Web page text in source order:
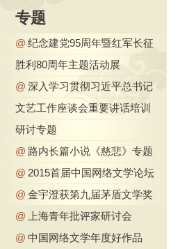
专题
@ 纪念建党95周年暨红军长征
胜利80周年主题活动展
@ 深入学习贯彻习近平总书记
文艺工作座谈会重要讲话培训
研讨专题
@ 路内长篇小说《慈悲》专题
@ 2015首届中国网络文学论坛
@ 金宇澄获第九届茅盾文学奖
@
上海青年批评家研讨会
@ 中国网络文学年度好作品